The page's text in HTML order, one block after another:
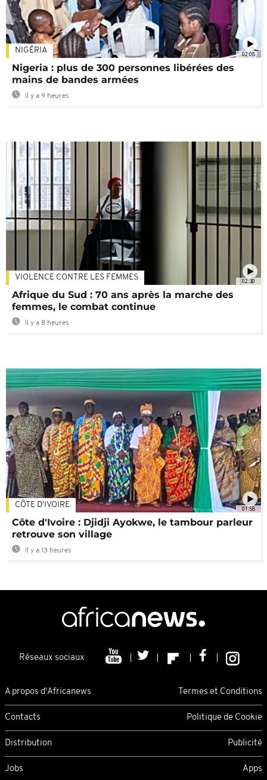
02:08
NIGÉRIA
Nigeria : plus de 300 personnes libérées des
mains de bandes armées
Il y a 9 heures
02:30
VIOLENCE CONTRE LES FEMMES
Afrique du Sud : 70 ans après la marche des
femmes, le combat continue
Il y a 8 heures
01:58
CÔTE D'IVOIRE
Côte d'Ivoire : Djidji Ayokwe, le tambour parleur
retrouve son village
Il y a 13 heures
Réseaux sociaux
A propos d'Africanews Termes et Conditions
Contacts Politique de Cookie
Distribution Publicité
Jobs Apps